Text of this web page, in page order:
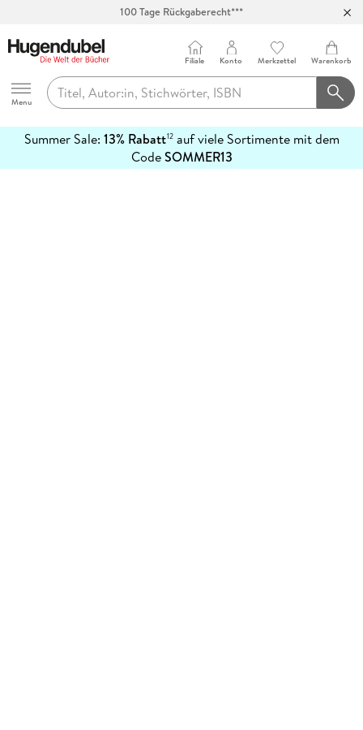
100 Tage Rückgaberecht***
Hugendubel
Menu
Filiale Konto Merkzettel Warenkorb
Summer Sale: 13% Rabatt12auf viele Sortimente mit dem
CodeSOMMER13
erfahren